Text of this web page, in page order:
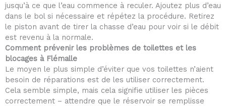
jusqu’à ce que l’eau commence à reculer. Ajoutez plus d’eau
dans le bol si nécessaire et répétez la procédure. Retirez
le piston avant de tirer la chasse d’eau pour voir si le débit
est revenu à la normale.
Comment prévenir les problèmes de toilettes et les
blocages à Flémalle
Le moyen le plus simple d’éviter que vos toilettes n’aient
besoin de réparations est de les utiliser correctement.
Cela semble simple, mais cela signifie utiliser les pièces
correctement – attendre que le réservoir se remplisse